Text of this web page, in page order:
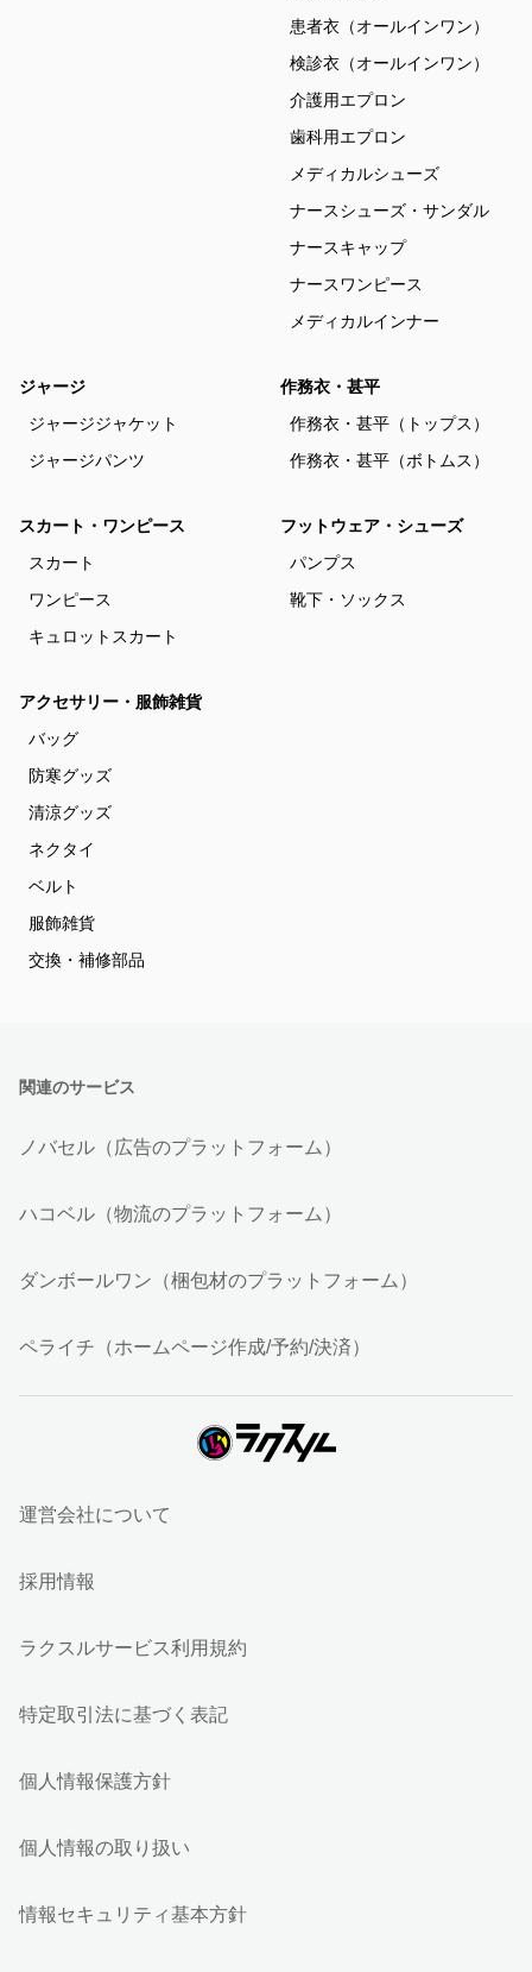
患者衣（オールインワン）
検診衣（オールインワン）
介護用エプロン
歯科用エプロン
メディカルシューズ
ナースシューズ・サンダル
ナースキャップ
ナースワンピース
メディカルインナー
ジャージ
ジャージジャケット
ジャージパンツ
作務衣・甚平
作務衣・甚平（トップス）
作務衣・甚平（ボトムス）
スカート・ワンピース
スカート
ワンピース
キュロットスカート
フットウェア・シューズ
パンプス
靴下・ソックス
アクセサリー・服飾雑貨
バッグ
防寒グッズ
清涼グッズ
ネクタイ
ベルト
服飾雑貨
交換・補修部品
関連のサービス
ノバセル（広告のプラットフォーム）
ハコベル（物流のプラットフォーム）
ダンボールワン（梱包材のプラットフォーム）
ペライチ（ホームページ作成/予約/決済）
運営会社について
採用情報
ラクスルサービス利用規約
特定取引法に基づく表記
個人情報保護方針
個人情報の取り扱い
情報セキュリティ基本方針